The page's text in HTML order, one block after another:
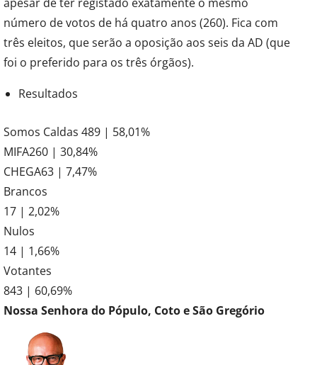
número de votos de há quatro anos (260). Fica com
três eleitos, que serão a oposição aos seis da AD (que
foi o preferido para os três órgãos).
Resultados
Somos Caldas 489 | 58,01%
MIFA260 | 30,84%
CHEGA63 | 7,47%
Brancos
17 | 2,02%
Nulos
14 | 1,66%
Votantes
843 | 60,69%
Nossa Senhora do Pópulo, Coto e São Gregório